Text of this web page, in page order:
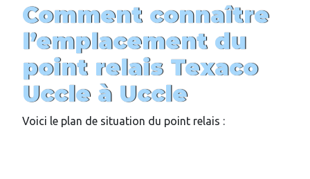
Comment connaître
l’emplacement du
point relais Texaco
Uccleà Uccle
Voici le plan de situation du point relais :